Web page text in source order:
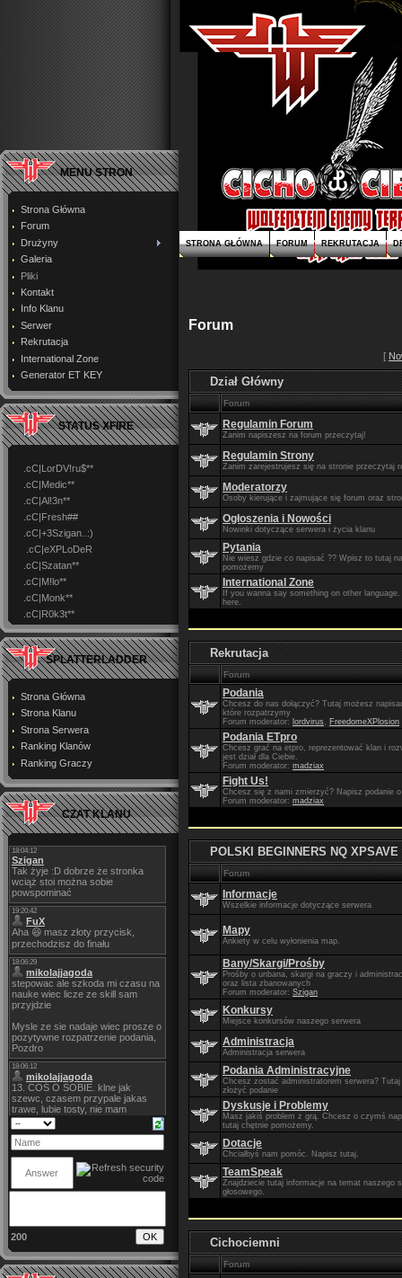
MENU STRON
Strona Główna
Forum
Drużyny
Galeria
Pliki
Kontakt
Info Klanu
Serwer
Rekrutacja
International Zone
Generator ET KEY
STATUS XFIRE
.cC|LorDV!ru$**
.cC|Medic**
.cC|Al!3n**
.cC|Fresh##
.cC|+3Szigan..:)
.cC|eXPLoDeR
.cC|Szatan**
.cC|M!lo**
.cC|Monk**
.cC|R0k3t**
SPLATTERLADDER
Strona Główna
Strona Klanu
Strona Serwera
Ranking Klanów
Ranking Graczy
CZAT KLANU
200
STRONA GŁÓWNA FORUM REKRUTACJA
Forum
[
Dział Główny
Forum
Regulamin Forum
Zanim napiszesz na forum przeczytaj!
Regulamin Strony
Zanim zarejestrujesz się na stronie przeczytaj
Moderatorzy
Osoby kierujące i zajmujące się forum oraz
Ogłoszenia i Nowości
Nowinki dotyczące serwera i życia klanu
Pytania
Nie wiesz gdzie co napisać ?? Wpisz to tutaj
pomożemy
International Zone
If you wanna say something on other
here.
Rekrutacja
Forum
Podania
Chcesz do nas dołączyć? Tutaj możesz
które rozpatrzymy
Forum moderator: lordvirus , FreedomeXPlosion
Podania ETpro
Chcesz grać na etpro, reprezentować klan i
jest dział dla Ciebie.
Forum moderator: madziax
Fight Us!
Chcesz się z nami zmierzyć? Napisz podanie
Forum moderator: madziax
POLSKI BEGINNERS NQ XPSAVE
Forum
Informacje
Wszelkie informacje dotyczące serwera
Mapy
Ankiety w celu wyłonienia map.
Bany/Skargi/Prośby
Prośby o unbana, skargi na graczy i
oraz lista zbanowanych
Forum moderator: Szigan
Konkursy
Miejsce konkursów naszego serwera
Administracja
Administracja serwera
Podania Administracyjne
Chcesz zostać administratorem serwera?
złożyć podanie
Dyskusje i Problemy
Masz jakiś problem z grą. Chcesz o czymś
tutaj chętnie pomożemy.
Dotacje
Chciałbyś nam pomóc. Napisz tutaj.
TeamSpeak
Znajdziecie tutaj informacje na temat naszego
głosowego.
Cichociemni
Forum